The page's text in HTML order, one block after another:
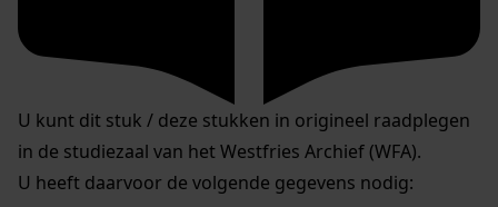
U kunt dit stuk / deze stukken in origineel raadplegen
in de studiezaal van het Westfries Archief (WFA).
U heeft daarvoor de volgende gegevens nodig: